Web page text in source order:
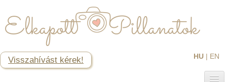
Visszahívást kérek! HU | EN